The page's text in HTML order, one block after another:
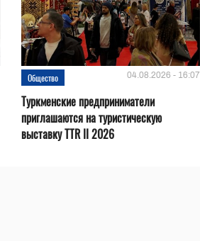
Общество 04.08.2026 - 16:07
Туркменские предприниматели
приглашаются на туристическую
выставку TTR II 2026